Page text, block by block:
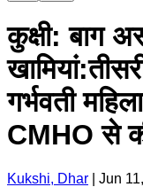
कुक्षी: बाग
गर्भवती
CMHO से
Kukshi, Dhar Jun